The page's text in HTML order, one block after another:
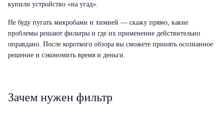
купили устройство «на угад».
Не буду пугать микробами и химией — скажу прямо, какие
проблемы решают фильтры и где их применение действительно
оправдано. После короткого обзора вы сможете принять осознанное
решение и сэкономить время и деньги.
Зачем нужен фильтр